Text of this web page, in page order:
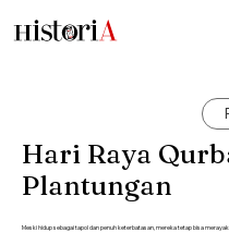
Hari Raya
Plantungan
Meski hidup sebagai tapol dan penuh keterbatasan, mereka tetap bisa